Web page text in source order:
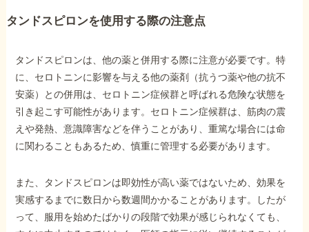
タンドスピロンを使用する際の注意点
タンドスピロンは、他の薬と併用する際に注意が必要です。特
に、セロトニンに影響を与える他の薬剤（抗うつ薬や他の抗不
安薬）との併用は、セロトニン症候群と呼ばれる危険な状態を
引き起こす可能性があります。セロトニン症候群は、筋肉の震
えや発熱、意識障害などを伴うことがあり、重篤な場合には命
に関わることもあるため、慎重に管理する必要があります。
また、タンドスピロンは即効性が高い薬ではないため、効果を
実感するまでに数日から数週間かかることがあります。したが
って、服用を始めたばかりの段階で効果が感じられなくても、